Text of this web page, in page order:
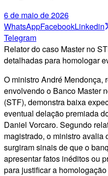
6 de maio de 2026
WhatsAppFacebookLinkedin
Telegram
Relator do caso Master no
detalhadas para homologar
O ministro André Mendonça,
envolvendo o Banco Master
(STF), demonstra baixa
eventual delação premiada
Daniel Vorcaro. Segundo
magistrado, o ministro avalia
surgiram sinais de que o
apresentar fatos inéditos ou
para justificar a